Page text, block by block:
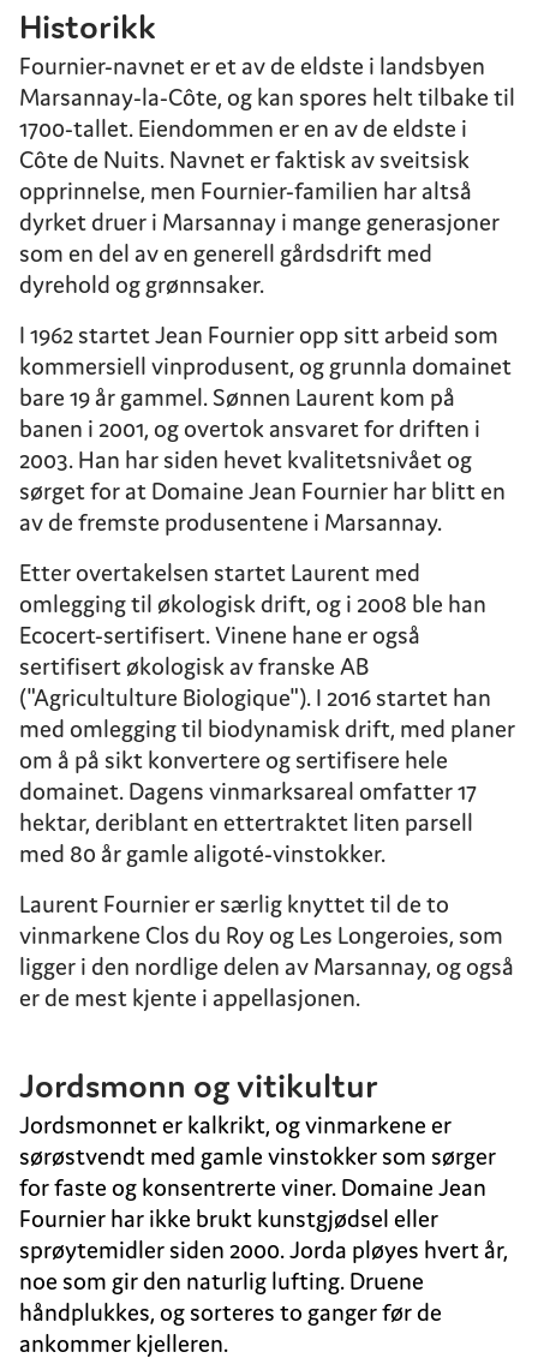
Historikk
Fournier-navnet er et av de eldste i landsbyen
Marsannay-la-Côte, og kan spores helt tilbake til
1700-tallet. Eiendommen er en av de eldste i
Côte de Nuits. Navnet er faktisk av sveitsisk
opprinnelse, men Fournier-familien har altså
dyrket druer i Marsannay i mange generasjoner
som en del av en generell gårdsdrift med
dyrehold og grønnsaker.
I 1962 startet Jean Fournier opp sitt arbeid som
kommersiell vinprodusent, og grunnla domainet
bare 19 år gammel. Sønnen Laurent kom på
banen i 2001, og overtok ansvaret for driften i
2003. Han har siden hevet kvalitetsnivået og
sørget for at Domaine Jean Fournier har blitt en
av de fremste produsentene i Marsannay.
Etter overtakelsen startet Laurent med
omlegging til økologisk drift, og i 2008 ble han
Ecocert-sertifisert. Vinene hane er også
sertifisert økologisk av franske AB
("Agricultulture Biologique"). I 2016 startet han
med omlegging til biodynamisk drift, med planer
om å på sikt konvertere og sertifisere hele
domainet. Dagens vinmarksareal omfatter 17
hektar, deriblant en ettertraktet liten parsell
med 80 år gamle aligoté-vinstokker.
Laurent Fournier er særlig knyttet til de to
vinmarkene Clos du Roy og Les Longeroies, som
ligger i den nordlige delen av Marsannay, og også
er de mest kjente i appellasjonen.
Jordsmonn og vitikultur
Jordsmonnet er kalkrikt, og vinmarkene er
sørøstvendt med gamle vinstokker som sørger
for faste og konsentrerte viner. Domaine Jean
Fournier har ikke brukt kunstgjødsel eller
sprøytemidler siden 2000. Jorda pløyes hvert år,
noe som gir den naturlig lufting. Druene
håndplukkes, og sorteres to ganger før de
ankommer kjelleren.